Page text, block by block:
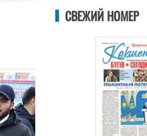
СВЕЖИЙ НОМЕР